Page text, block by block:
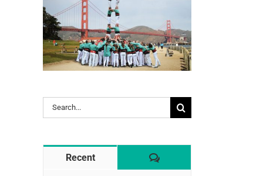
Search
for:
Recent Comentaris